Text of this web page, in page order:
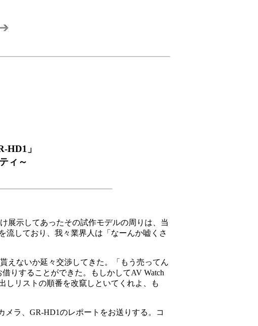
HD1」
ィ～
展示してあったその試作モデルの周りは、当
流しており、我々業界人は「なーんか嘘くさ
えないか延々交渉してきた。「もう売ってん
りすることができた。もしかしてAV Watch
しリストの順番を改竄しといてくれよ、も
ラ、GR-HD1のレポートをお送りする。コ